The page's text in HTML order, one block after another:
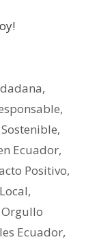
,
,
,
Ecuador,
Positivo,
,
Orgullo
Ecuador,